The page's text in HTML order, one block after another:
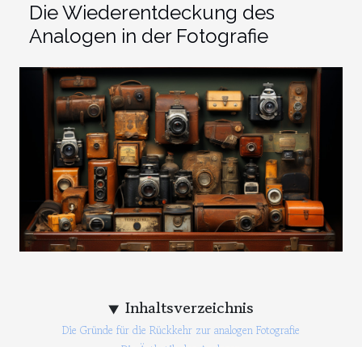
Die Wiederentdeckung des
Analogen in der Fotografie
Inhaltsverzeichnis
Die Gründe für die Rückkehr zur analogen Fotografie